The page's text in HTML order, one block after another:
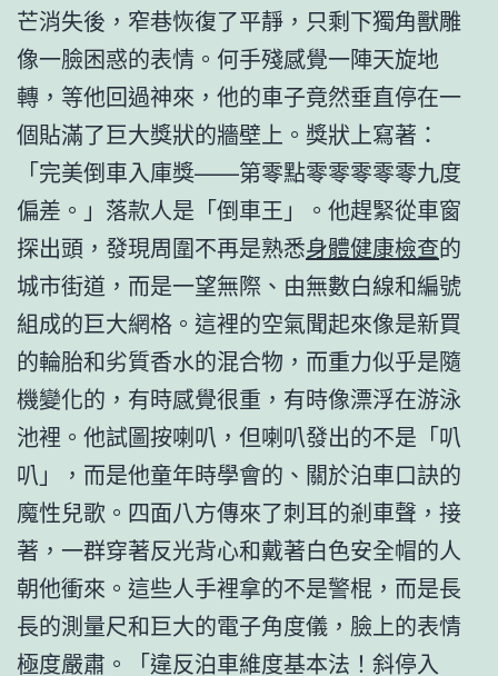
芒消失後，窄巷恢復了平靜，只剩下獨角獸雕
像一臉困惑的表情。何手殘感覺一陣天旋地
轉，等他回過神來，他的車子竟然垂直停在一
個貼滿了巨大獎狀的牆壁上。獎狀上寫著：
「完美倒車入庫獎——第零點零零零零零九度
偏差。」落款人是「倒車王」。他趕緊從車窗
探出頭，發現周圍不再是熟悉身體健康檢查的
城市街道，而是一望無際、由無數白線和編號
組成的巨大網格。這裡的空氣聞起來像是新買
的輪胎和劣質香水的混合物，而重力似乎是隨
機變化的，有時感覺很重，有時像漂浮在游泳
池裡。他試圖按喇叭，但喇叭發出的不是「叭
叭」，而是他童年時學會的、關於泊車口訣的
魔性兒歌。四面八方傳來了刺耳的剎車聲，接
著，一群穿著反光背心和戴著白色安全帽的人
朝他衝來。這些人手裡拿的不是警棍，而是長
長的測量尺和巨大的電子角度儀，臉上的表情
極度嚴肅。「違反泊車維度基本法！斜停入